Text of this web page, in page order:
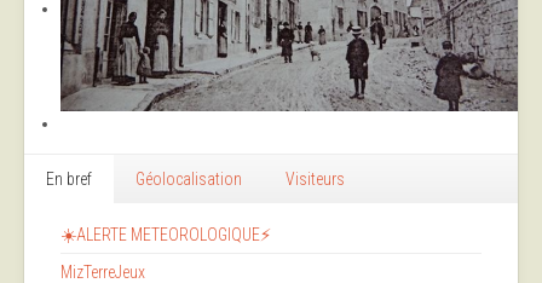
En bref Géolocalisation Visiteurs
☀️ALERTE METEOROLOGIQUE⚡
MizTerreJeux